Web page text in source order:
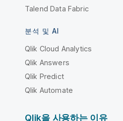
Talend Data Fabric
분석 및 AI
Qlik Cloud Analytics
Qlik Answers
Qlik Predict
Qlik Automate
Qlik을 사용하는 이유